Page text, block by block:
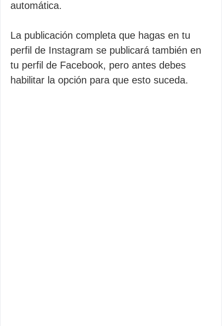
automática.
La publicación completa que hagas en tu
perfil de Instagram se publicará también en
tu perfil de Facebook, pero antes debes
habilitar la opción para que esto suceda.